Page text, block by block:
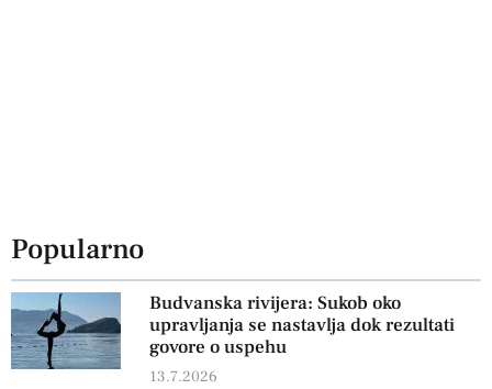
Popularno
Budvanska rivijera: Sukob oko
upravljanja se nastavlja dok rezultati
govore o uspehu
13.7.2026